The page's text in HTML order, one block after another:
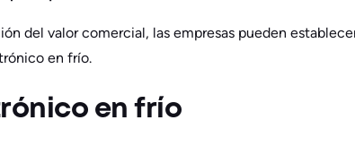
del valor comercial, las empresas pueden
en frío.
en frío